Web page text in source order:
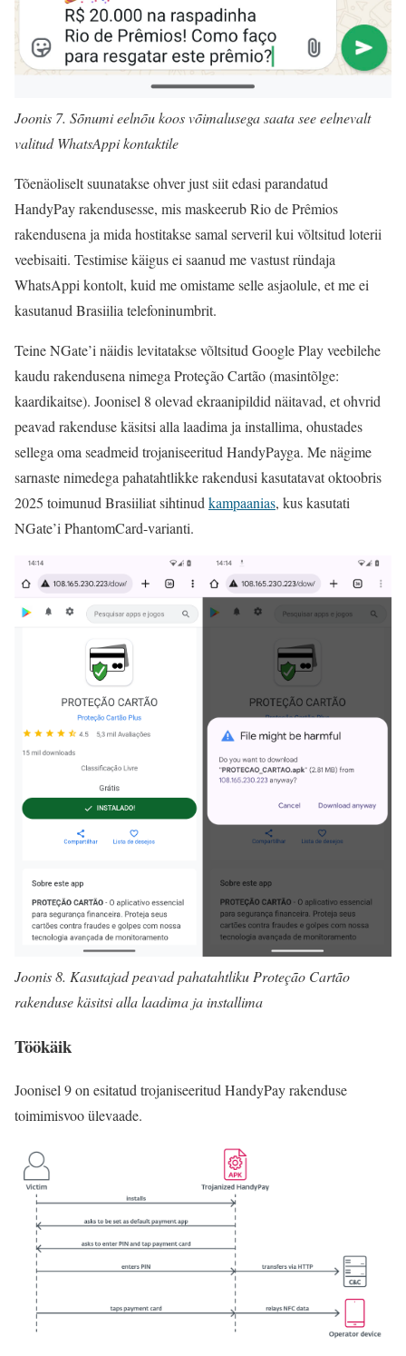
Joonis 7. Sõnumi eelnõu koos võimalusega saata see eelnevalt
valitud WhatsAppi kontaktile
Tõenäoliselt suunatakse ohver just siit edasi parandatud
HandyPay rakendusesse, mis maskeerub Rio de Prêmios
rakendusena ja mida hostitakse samal serveril kui võltsitud loterii
veebisaiti. Testimise käigus ei saanud me vastust ründaja
WhatsAppi kontolt, kuid me omistame selle asjaolule, et me ei
kasutanud Brasiilia telefoninumbrit.
Teine NGate’i näidis levitatakse võltsitud Google Play veebilehe
kaudu rakendusena nimega Proteção Cartão (masintõlge:
kaardikaitse). Joonisel 8 olevad ekraanipildid näitavad, et ohvrid
peavad rakenduse käsitsi alla laadima ja installima, ohustades
sellega oma seadmeid trojaniseeritud HandyPayga. Me nägime
sarnaste nimedega pahatahtlikke rakendusi kasutatavat oktoobris
2025 toimunud Brasiiliat sihtinud kampaanias, kus kasutati
NGate’i PhantomCard-varianti.
Joonis 8. Kasutajad peavad pahatahtliku Proteção Cartão
rakenduse käsitsi alla laadima ja installima
Töökäik
Joonisel 9 on esitatud trojaniseeritud HandyPay rakenduse
toimimisvoo ülevaade.